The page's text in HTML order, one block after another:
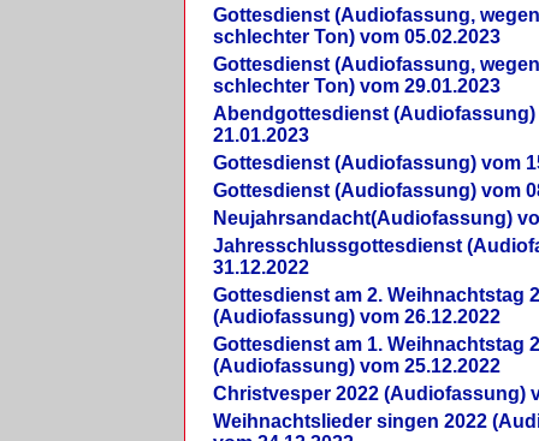
Gottesdienst (Audiofassung,
schlechter Ton) vom 05.02.2023
Gottesdienst (Audiofassung,
schlechter Ton) vom 29.01.2023
Abendgottesdienst (Audiofassung)
21.01.2023
Gottesdienst (Audiofassung) vom
Gottesdienst (Audiofassung) vom
Neujahrsandacht(Audiofassung)
Jahresschlussgottesdienst
31.12.2022
Gottesdienst am 2. Weihnachtstag
(Audiofassung) vom 26.12.2022
Gottesdienst am 1. Weihnachtstag
(Audiofassung) vom 25.12.2022
Christvesper 2022 (Audiofassung)
Weihnachtslieder singen 2022